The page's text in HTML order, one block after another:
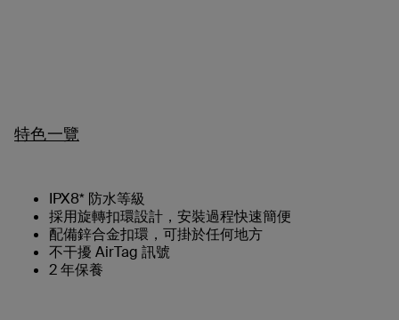
特色一覽
IPX8* 防水等級
採用旋轉扣環設計，安裝過程快速簡便
配備鋅合金扣環，可掛於任何地方
不干擾 AirTag 訊號
2 年保養